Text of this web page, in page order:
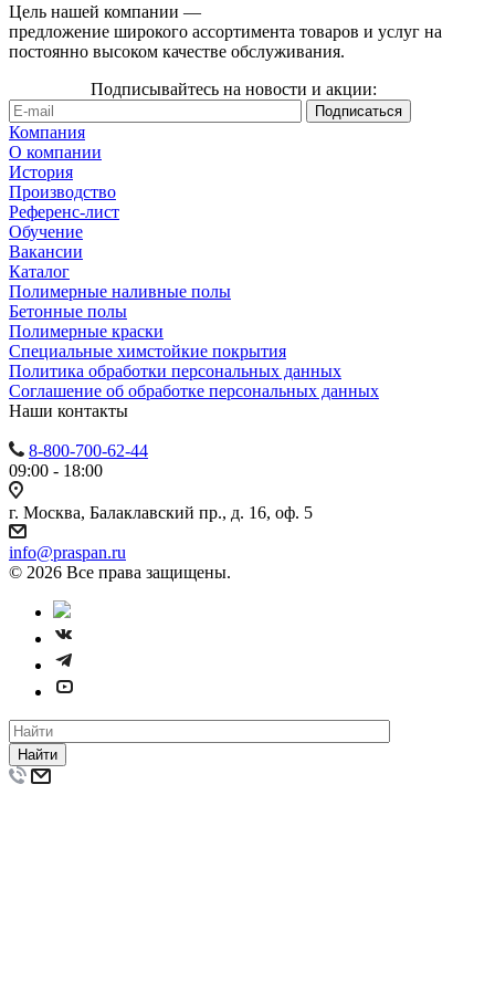
Цель нашей компании —
предложение широкого ассортимента товаров и услуг на
постоянно высоком качестве обслуживания.
Подписывайтесь на новости и акции:
Компания
О компании
История
Производство
Референс-лист
Обучение
Вакансии
Каталог
Полимерные наливные полы
Бетонные полы
Полимерные краски
Специальные химстойкие покрытия
Политика обработки персональных данных
Cоглашение об обработке персональных данных
Наши контакты
8-800-700-62-44
09:00 - 18:00
г. Москва, Балаклавский пр., д. 16, оф. 5
info@praspan.ru
© 2026 Все права защищены.
Найти